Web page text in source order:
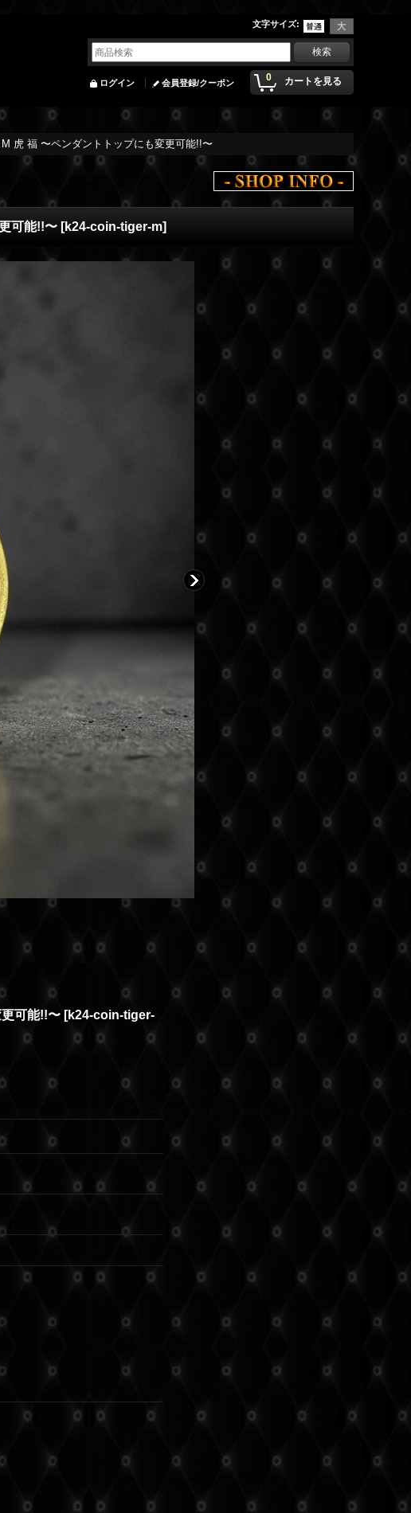
文字サイズ:
0 カートを見る
ログイン 会員登録/クーポン
虎 福 〜ペンダントトップにも変更可能!!〜
可能!!〜 [k24-coin-tiger-m]
更可能!!〜 [k24-coin-tiger-